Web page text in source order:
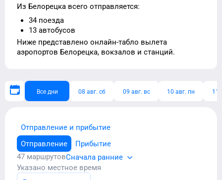
Из Белорецка всего отправляется:
34 поезда
13 автобусов
Ниже представлено онлайн-табло вылета
аэропортов Белорецка, вокзалов и станций.
Все дни 08 авг. сб 09 авг. вс 10 авг. пн 11
Отправление и прибытие
Отправление
Прибытие
47 маршрутовСначала ранние
Указано местное время